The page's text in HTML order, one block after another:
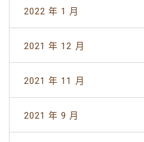
2022 年 1 月
2021 年 12 月
2021 年 11 月
2021 年 9 月